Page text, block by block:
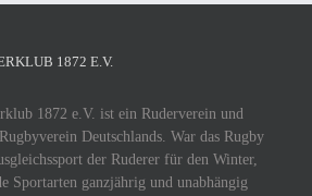
1872 E.V.
1872 e.V. ist ein Ruderverein und
Deutschlands. War das Rugby
der Ruderer für den Winter,
Sportarten ganzjährig und unabhängig